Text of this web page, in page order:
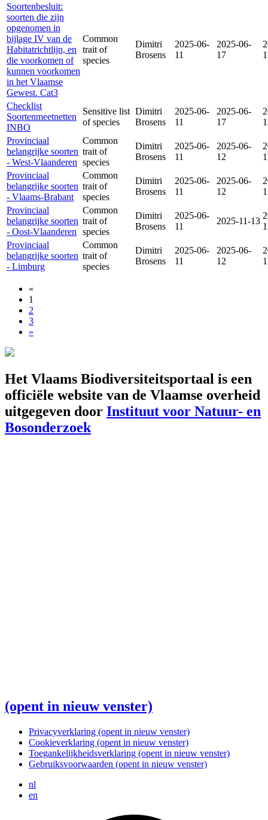
Soortenbesluit:
soorten die zijn
opgenomen in
bijlage IV van de
Habitatrichtlijn, en
die voorkomen of
kunnen voorkomen
in het Vlaamse
Gewest. Cat3
Common
trait of
species
Dimitri
Brosens
2025-06-
11
2025-06-
17
Checklist
Soortenmeetnetten
INBO
Sensitive list
of species
Dimitri
Brosens
2025-06-
11
2025-06-
17
Provinciaal
belangrijke soorten
- West-Vlaanderen
Common
trait of
species
Dimitri
Brosens
2025-06-
11
2025-06-
12
Provinciaal
belangrijke soorten
- Vlaams-Brabant
Common
trait of
species
Dimitri
Brosens
2025-06-
11
2025-06-
12
Provinciaal
belangrijke soorten
- Oost-Vlaanderen
Common
trait of
species
Dimitri
Brosens
2025-06-
11
2025-11-13
Provinciaal
belangrijke soorten
- Limburg
Common
trait of
species
Dimitri
Brosens
2025-06-
11
2025-06-
12
«
1
2
3
»
Het Vlaams Biodiversiteitsportaal is een
officiële website van de Vlaamse overheid
uitgegeven door Instituut voor Natuur- en
Bosonderzoek
(opent in nieuw venster)
Privacyverklaring (opent in nieuw venster)
Cookieverklaring (opent in nieuw venster)
Toegankelijkheidsverklaring (opent in nieuw venster)
Gebruiksvoorwaarden (opent in nieuw venster)
nl
en